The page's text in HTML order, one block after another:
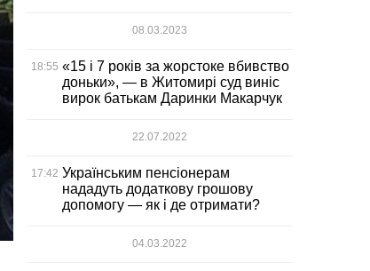
08.03.2023
18:55 «15 і 7 років за жорстоке вбивство
доньки», — в Житомирі суд виніс
вирок батькам Даринки Макарчук
22.07.2022
17:42 Українським пенсіонерам
нададуть додаткову грошову
допомогу — як і де отримати?
04.03.2022